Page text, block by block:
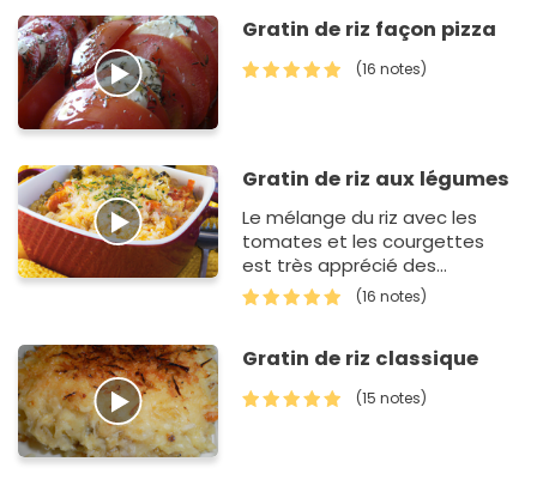
Gratin de riz façon pizza
(16 notes)
Gratin de riz aux légumes
Le mélange du riz avec les
tomates et les courgettes
est très apprécié des
enfants...
(16 notes)
Gratin de riz classique
(15 notes)